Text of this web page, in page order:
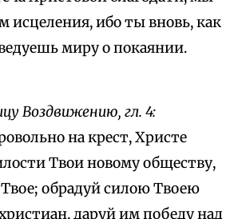
исцеления, ибо ты вновь, как
миру о покаянии.
Воздвижению, гл. 4:
на крест, Христе
Твои новому обществу,
обрадуй силою Твоею
даруй им победу над